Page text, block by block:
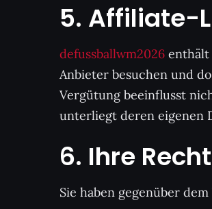
5. Affiliate-
defussballwm2026 enthält
Anbieter besuchen und
Vergütung beeinflusst
unterliegt deren eigenen
6. Ihre
Sie haben gegenüber